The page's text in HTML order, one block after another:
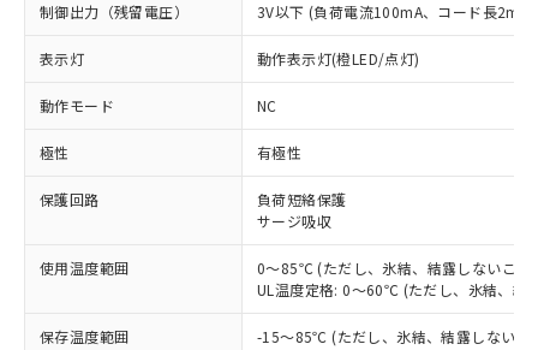
制御出力（残留電圧） 3V以下 (負荷電流100mA、コード長2m時
表示灯 動作表示灯(橙LED/点灯)
動作モード NC
極性 有極性
保護回路
負荷短絡保護
サージ吸収
使用温度範囲
0～85℃ (ただし、氷結、結露しないこと)
UL温度定格: 0～60℃ (ただし、氷結、結
保存温度範囲 -15～85℃ (ただし、氷結、結露しないこ
ご利用条件
対応済み：EU RoHS指令（10物質）の
非含有に対応した製品が提供可能な商品で
す。
対応予定：EU RoHS指令（10物質）の非含
有に対応した製品に切り替える予定のある